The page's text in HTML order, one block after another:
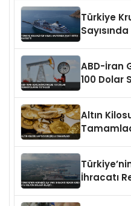
Türkiye
ABD-İran
100 Dolar
Altın
İhracatı